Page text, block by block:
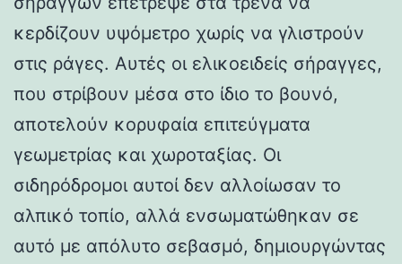
κερδίζουν υψόμετρο χωρίς να γλιστρούν
στις ράγες. Αυτές οι ελικοειδείς σήραγγες,
που στρίβουν μέσα στο ίδιο το βουνό,
αποτελούν κορυφαία επιτεύγματα
γεωμετρίας και χωροταξίας. Οι
σιδηρόδρομοι αυτοί δεν αλλοίωσαν το
αλπικό τοπίο, αλλά ενσωματώθηκαν σε
αυτό με απόλυτο σεβασμό, δημιουργώντας